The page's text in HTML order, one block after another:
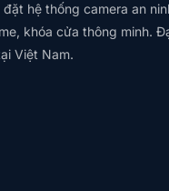
hệ thống camera an
khóa cửa thông minh.
Việt Nam.